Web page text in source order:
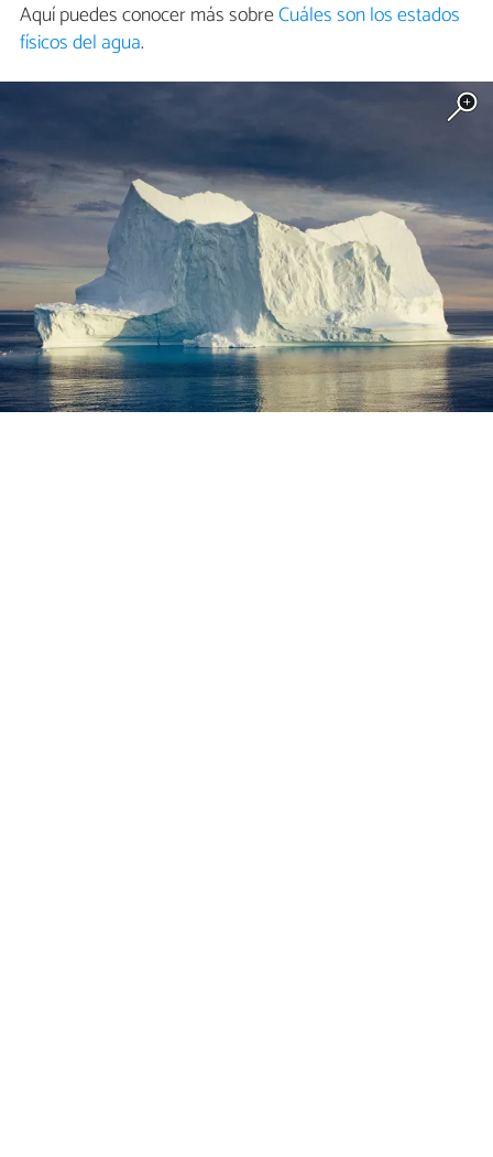
Aquí puedes conocer más sobreCuáles son los estados
físicos del agua.